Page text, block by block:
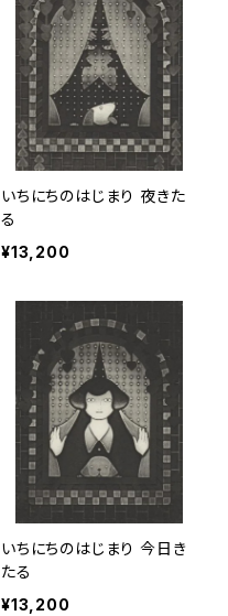
いちにちのはじまり 夜きた
る
¥13,200
いちにちのはじまり 今日き
たる
¥13,200